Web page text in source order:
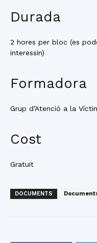
Durada
2 hores per bloc (es
interessin)
Formadora
Grup d’Atenció a la
Cost
Gratuït
DOCUMENTS